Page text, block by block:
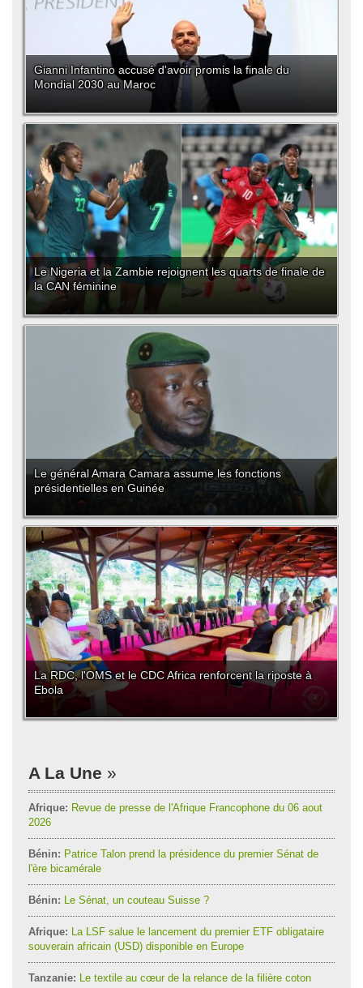
Gianni Infantino accusé d'avoir promis la finale du
Mondial 2030 au Maroc
Le Nigeria et la Zambie rejoignent les quarts de finale de
la CAN féminine
Le général Amara Camara assume les fonctions
présidentielles en Guinée
La RDC, l'OMS et le CDC Africa renforcent la riposte à
Ebola
A La Une
Afrique: Revue de presse de l'Afrique Francophone du 06 aout
2026
Bénin: Patrice Talon prend la présidence du premier Sénat de
l'ère bicamérale
Bénin: Le Sénat, un couteau Suisse ?
Afrique: La LSF salue le lancement du premier ETF obligataire
souverain africain (USD) disponible en Europe
Tanzanie: Le textile au cœur de la relance de la filière coton